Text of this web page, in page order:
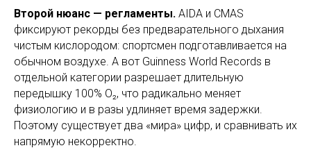
Второй нюанс — регламенты. AIDA и CMAS
фиксируют рекорды без предварательного дыхания
чистым кислородом: спортсмен подготавливается на
обычном воздухе. А вот Guinness World Records в
отдельной категории разрешает длительную
передышку 100% O₂, что радикально меняет
физиологию и в разы удлиняет время задержки.
Поэтому существует два «мира» цифр, и сравнивать их
напрямую некорректно.